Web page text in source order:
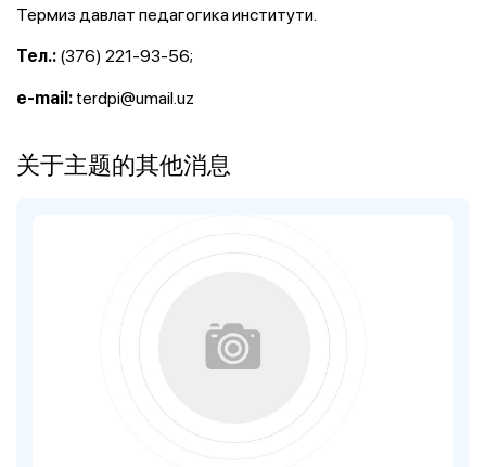
Термиз давлат педагогика институти.
Тел.: (376) 221-93-56;
e-mail: terdpi@umail.uz
关于主题的其他消息